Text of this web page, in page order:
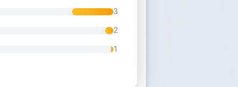
3
2
1